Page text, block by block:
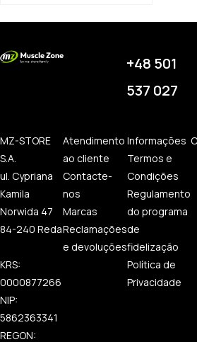
+48 501
537 027
MZ-STORE
S.A.
ul. Cypriana
Kamila
Norwida 47
84-240 Reda
KRS:
0000877266
NIP:
5862363341
REGON:
Atendimento
ao cliente
Contacte-
nos
Marcas
Reclamações
e devoluções
Informações
Termos e
Condições
Regulamento
do programa
de
fidelização
Política de
Privacidade